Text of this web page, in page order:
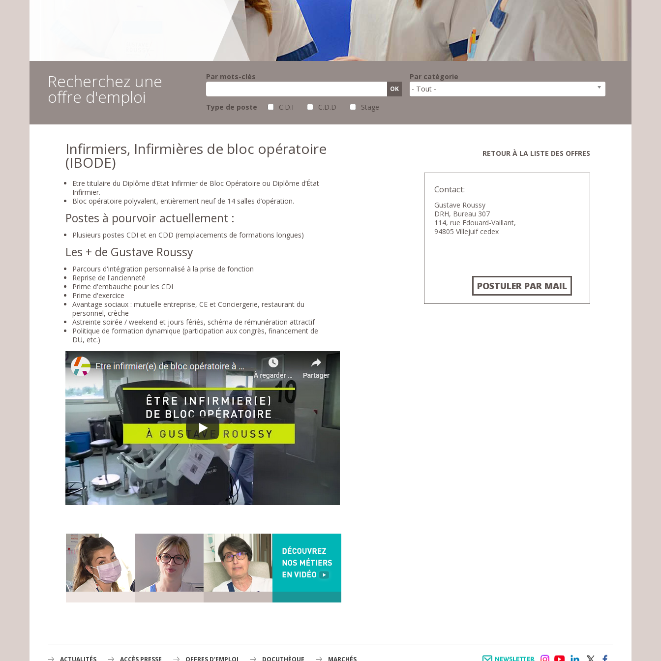
Recherchez une
offre d'emploi
Par mots-clés
Par catégorie
- Tout -
Type de poste
C.D.I C.D.D Stage
RETOUR À LA LISTE DES OFFRES
Infirmiers, Infirmières de bloc opératoire
(IBODE)
Etre titulaire du Diplôme d’Etat Infirmier de Bloc Opératoire ou Diplôme d’État
Infirmier.
Bloc opératoire polyvalent, entièrement neuf de 14 salles d’opération.
Postes à pourvoir actuellement :
Plusieurs postes CDI et en CDD (remplacements de formations longues)
Les + de Gustave Roussy
Parcours d'intégration personnalisé à la prise de fonction
Reprise de l'ancienneté
Prime d'embauche pour les CDI
Prime d'exercice
Avantage sociaux : mutuelle entreprise, CE et Conciergerie, restaurant du
personnel, crèche
Astreinte soirée / weekend et jours fériés, schéma de rémunération attractif
Politique de formation dynamique (participation aux congrès, financement de
DU, etc.)
Contact:
Gustave Roussy
DRH, Bureau 307
114, rue Edouard-Vaillant,
94805 Villejuif cedex
POSTULER PAR MAIL
ACTUALITÉS ACCÈS PRESSE OFFRES D'EMPLOI DOCUTHÈQUE MARCHÉS